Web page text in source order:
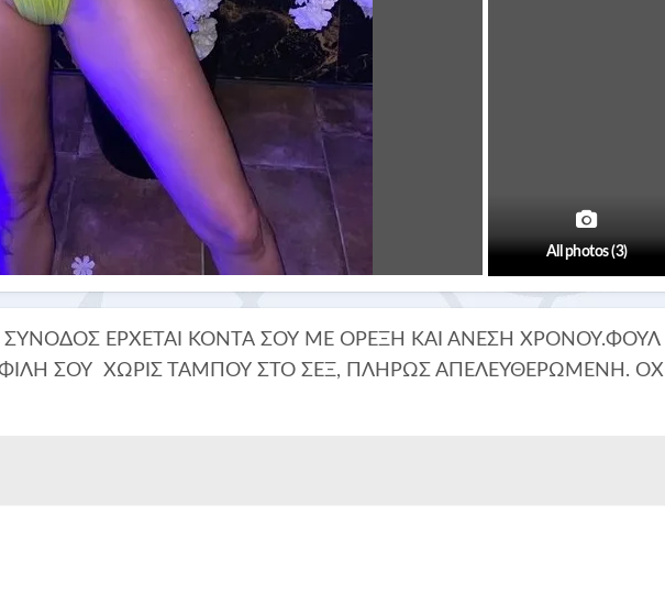
All photos (3)
ΣΥΝΟΔΟΣ ΕΡΧΕΤΑΙ ΚΟΝΤΑ ΣΟΥ ΜΕ ΟΡΕΞΗ ΚΑΙ ΑΝΕΣΗ ΧΡΟΝΟΥ.ΦΟΥΛ
ΣΟΥ ΧΩΡΙΣ ΤΑΜΠΟΥ ΣΤΟ ΣΕΞ, ΠΛΗΡΩΣ ΑΠΕΛΕΥΘΕΡΩΜΕΝΗ. ΟΧΙ